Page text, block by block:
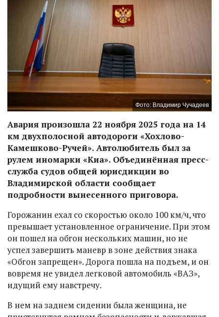
Фото: Владимир Чучадеев
Авария произошла 22 ноября 2025 года на 14
км двухполосной автодороги «Хохлово-
Камешково-Ручей». Автолюбитель был за
рулем иномарки «Киа». Объединённая пресс-
служба судов общей юрисдикции во
Владимирской области сообщает
подробности вынесенного приговора.
Горожанин ехал со скоростью около 100 км/ч, что
превышает установленное ограничение. При этом
он пошел на обгон нескольких машин, но не
успел завершить маневр в зоне действия знака
«Обгон запрещен». Дорога пошла на подъем, и он
вовремя не увидел легковой автомобиль «ВАЗ»,
идущий ему навстречу.
В нем на заднем сидении была женщина, не